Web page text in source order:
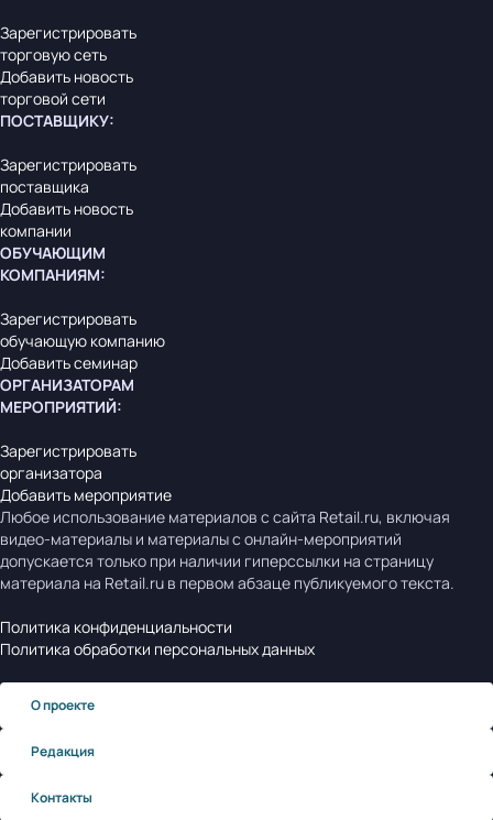
Зарегистрировать
торговую сеть
Добавить новость
торговой сети
ПОСТАВЩИКУ:
Зарегистрировать
поставщика
Добавить новость
компании
ОБУЧАЮЩИМ
КОМПАНИЯМ:
Зарегистрировать
обучающую компанию
Добавить семинар
ОРГАНИЗАТОРАМ
МЕРОПРИЯТИЙ:
Зарегистрировать
организатора
Добавить мероприятие
Любое использование материалов с сайта Retail.ru, включая
видео-материалы и материалы с онлайн-мероприятий
допускается только при наличии гиперссылки на страницу
материала на Retail.ru в первом абзаце публикуемого текста.
Политика конфиденциальности
Политика обработки персональных данных
О проекте
Редакция
Контакты